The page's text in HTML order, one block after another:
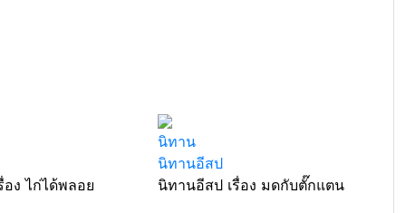
ง ไก่ได้พลอย
นิทาน
นิทานอีสป
นิทานอีสป เรื่อง มดกับตั๊กแตน